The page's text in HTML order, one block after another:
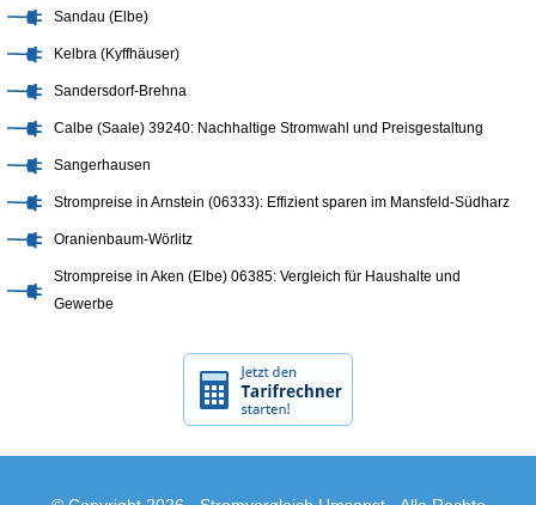
Sandau (Elbe)
Kelbra (Kyffhäuser)
Sandersdorf-Brehna
Calbe (Saale) 39240: Nachhaltige Stromwahl und Preisgestaltung
Sangerhausen
Strompreise in Arnstein (06333): Effizient sparen im Mansfeld-Südharz
Oranienbaum-Wörlitz
Strompreise in Aken (Elbe) 06385: Vergleich für Haushalte und
Gewerbe